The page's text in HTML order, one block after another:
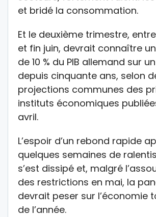
et bridé la consommation.
Et le deuxième trimestre,
et fin juin, devrait connaître
de 10 % du PIB allemand sur
depuis cinquante ans, selon
projections communes des
instituts économiques
avril.
L’espoir d’un rebond rapide
quelques semaines de
s’est dissipé et, malgré
des restrictions en mai, la
devrait peser sur l’économie
de l’année.